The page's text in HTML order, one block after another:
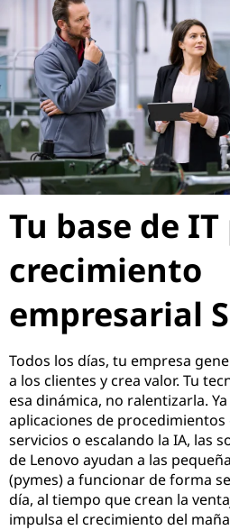
Contacta con
Tu base de
crecimiento
empresarial
Todos los días, tu empresa
a los clientes y crea valor. Tu
esa dinámica, no ralentizarla.
aplicaciones de procedimientos
servicios o escalando la IA, las
de Lenovo ayudan a las
(pymes) a funcionar de forma
día, al tiempo que crean la
impulsa el crecimiento del